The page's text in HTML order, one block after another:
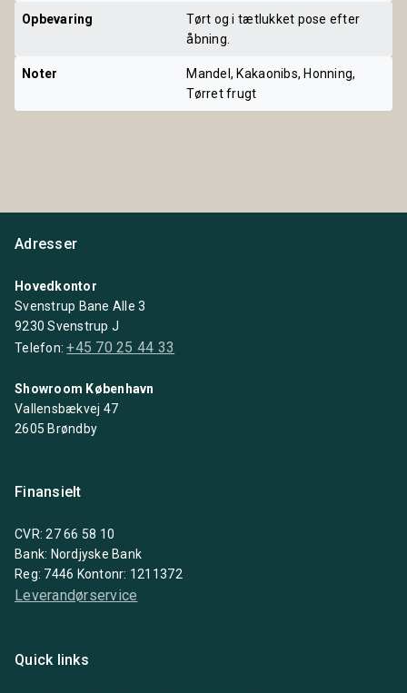
Opbevaring
Tørt og i tætlukket pose efter
åbning.
Noter
Mandel, Kakaonibs, Honning,
Tørret frugt
Adresser
Hovedkontor
Svenstrup Bane Alle 3
9230 Svenstrup J
Telefon:+45 70 25 44 33
Showroom København
Vallensbækvej 47
2605 Brøndby
Finansielt
CVR: 27 66 58 10
Bank: Nordjyske Bank
Reg: 7446 Kontonr: 1211372
Leverandørservice
Quick links